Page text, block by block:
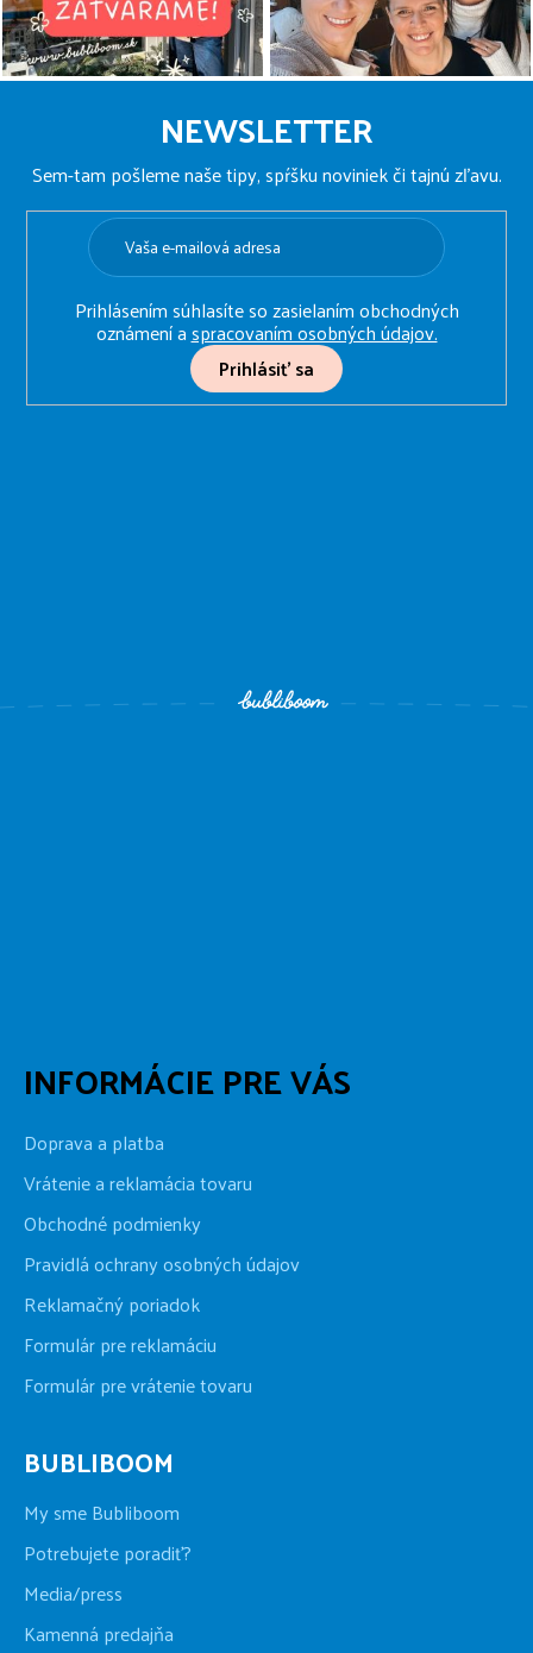
Z
NEWSLETTER
Sem-tam pošleme naše tipy, spŕšku noviniek či tajnú zľavu.
Prihlásením súhlasíte so zasielaním obchodných
oznámení aspracovaním osobných údajov.
Prihlásiť sa
INFORMÁCIE PRE VÁS
Doprava a platba
Vrátenie a reklamácia tovaru
Obchodné podmienky
Pravidlá ochrany osobných údajov
Reklamačný poriadok
Formulár pre reklamáciu
Formulár pre vrátenie tovaru
BUBLIBOOM
My sme Bubliboom
Potrebujete poradiť?
Media/press
Kamenná predajňa